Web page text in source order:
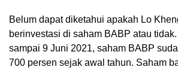
Belum dapat diketahui apakah Lo
berinvestasi di saham BABP atau
sampai 9 Juni 2021, saham BABP
700 persen sejak awal tahun. Saham